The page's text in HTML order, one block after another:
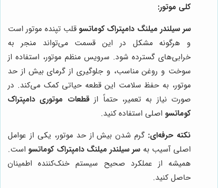
کلی موتور:
سر سیلندر میلنگ دامپتراک کوماتسو قلب تپنده موتور است
و هرگونه مشکل در این قسمت می‌تواند منجر به
خرابی‌های گسترده شود. سرویس منظم موتور، استفاده از
سوخت و روغن مناسب، و جلوگیری از گرمای بیش از حد
موتور، به حفظ سلامت این قطعه حیاتی کمک می‌کند. در
صورت نیاز به تعمیر، حتماً از قطعات موتوری دامپتراک
کوماتسو اصلی استفاده کنید.
نکته حرفه‌ای: گرم شدن بیش از حد موتور، یکی از عوامل
اصلی آسیب به سر سیلندر میلنگ دامپتراک کوماتسو است.
همیشه از عملکرد صحیح سیستم خنک‌کننده اطمینان
حاصل کنید.